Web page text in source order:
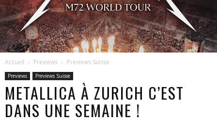
Accueil Previews Previews Suisse
Previews Previews Suisse
METALLICA À ZURICH C’EST
DANS UNE SEMAINE !